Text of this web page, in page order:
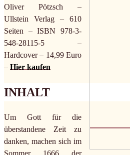
Oliver Pötzsch –
Ullstein Verlag – 610
Seiten – ISBN 978-3-
548-28115-5 –
Hardcover – 14,99 Euro
– Hier kaufen
INHALT
Um Gott für die
überstandene Zeit zu
danken, machen sich im
Sommer 1666 der